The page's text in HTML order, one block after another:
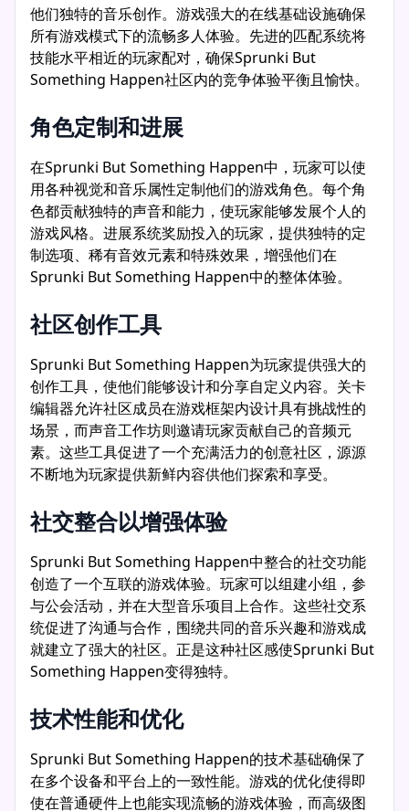
他们独特的音乐创作。游戏强大的在线基础设施确保
所有游戏模式下的流畅多人体验。先进的匹配系统将
技能水平相近的玩家配对，确保Sprunki But
Something Happen社区内的竞争体验平衡且愉快。
角色定制和进展
在Sprunki But Something Happen中，玩家可以使
用各种视觉和音乐属性定制他们的游戏角色。每个角
色都贡献独特的声音和能力，使玩家能够发展个人的
游戏风格。进展系统奖励投入的玩家，提供独特的定
制选项、稀有音效元素和特殊效果，增强他们在
Sprunki But Something Happen中的整体体验。
社区创作工具
Sprunki But Something Happen为玩家提供强大的
创作工具，使他们能够设计和分享自定义内容。关卡
编辑器允许社区成员在游戏框架内设计具有挑战性的
场景，而声音工作坊则邀请玩家贡献自己的音频元
素。这些工具促进了一个充满活力的创意社区，源源
不断地为玩家提供新鲜内容供他们探索和享受。
社交整合以增强体验
Sprunki But Something Happen中整合的社交功能
创造了一个互联的游戏体验。玩家可以组建小组，参
与公会活动，并在大型音乐项目上合作。这些社交系
统促进了沟通与合作，围绕共同的音乐兴趣和游戏成
就建立了强大的社区。正是这种社区感使Sprunki But
Something Happen变得独特。
技术性能和优化
Sprunki But Something Happen的技术基础确保了
在多个设备和平台上的一致性能。游戏的优化使得即
使在普通硬件上也能实现流畅的游戏体验，而高级图